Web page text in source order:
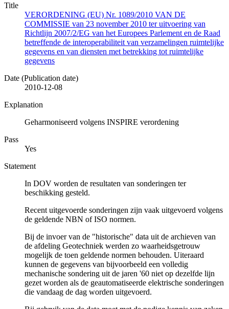
Title
VERORDENING (EU) Nr. 1089/2010 VAN DE
COMMISSIE van 23 november 2010 ter uitvoering van
Richtlijn 2007/2/EG van het Europees Parlement en de Raad
betreffende de interoperabiliteit van verzamelingen ruimtelijke
gegevens en van diensten met betrekking tot ruimtelijke
gegevens
Date (Publication date)
2010-12-08
Explanation
Geharmoniseerd volgens INSPIRE verordening
Pass
Yes
Statement
In DOV worden de resultaten van sonderingen ter
beschikking gesteld.
Recent uitgevoerde sonderingen zijn vaak uitgevoerd volgens
de geldende NBN of ISO normen.
Bij de invoer van de "historische" data uit de archieven van
de afdeling Geotechniek werden zo waarheidsgetrouw
mogelijk de toen geldende normen behouden. Uiteraard
kunnen de gegevens van bijvoorbeeld een volledig
mechanische sondering uit de jaren '60 niet op dezelfde lijn
gezet worden als de geautomatiseerde elektrische sonderingen
die vandaag de dag worden uitgevoerd.